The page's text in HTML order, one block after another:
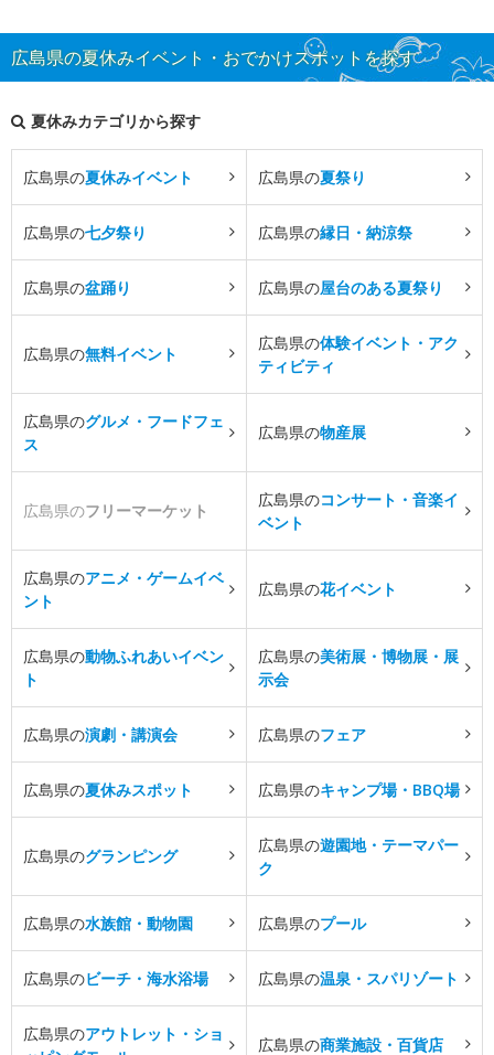
広島県の夏休みイベント・おでかけスポットを探す
夏休みカテゴリから探す
広島県の夏休みイベント 広島県の夏祭り
広島県の七夕祭り 広島県の縁日・納涼祭
広島県の盆踊り 広島県の屋台のある夏祭り
広島県の無料イベント
広島県の体験イベント・アク
ティビティ
広島県のグルメ・フードフェ
ス
広島県の物産展
広島県のフリーマーケット
広島県のコンサート・音楽イ
ベント
広島県のアニメ・ゲームイベ
ント
広島県の花イベント
広島県の動物ふれあいイベン
ト
広島県の美術展・博物展・展
示会
広島県の演劇・講演会 広島県のフェア
広島県の夏休みスポット 広島県のキャンプ場・BBQ場
広島県のグランピング
広島県の遊園地・テーマパー
ク
広島県の水族館・動物園 広島県のプール
広島県のビーチ・海水浴場 広島県の温泉・スパリゾート
広島県のアウトレット・ショ
広島県の商業施設・百貨店